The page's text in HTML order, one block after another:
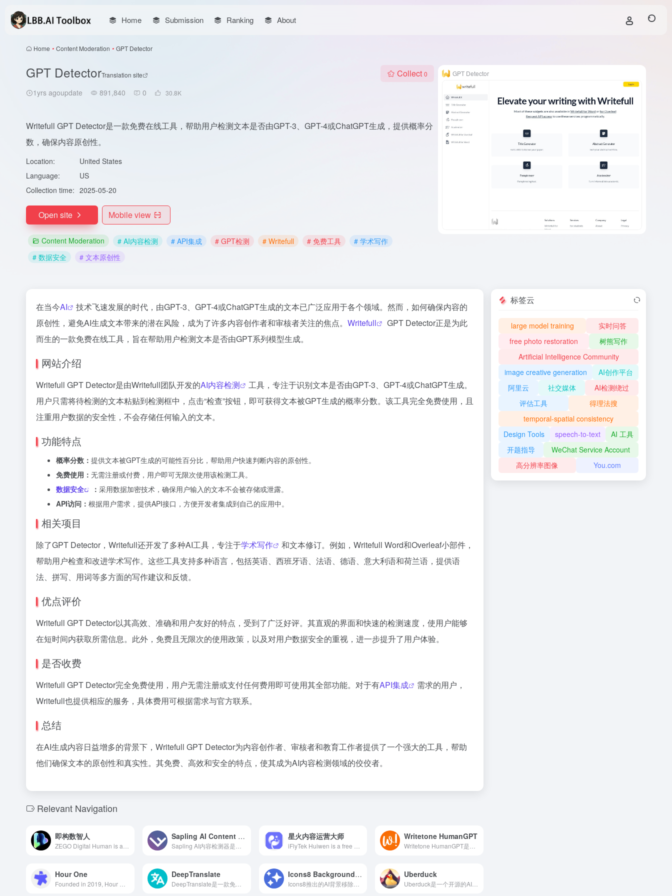
Home Submission Ranking About
Home • Content Moderation • GPT Detector
GPT DetectorTranslation site
1yrs agoupdate 891,840 0 30.8K
Collect 0
Writefull GPT Detector是一款免费在线工具，帮助用户检测文本是否由GPT-3、GPT-4或ChatGPT生成，提供概率分
数，确保内容原创性。
Location:
United States
Language:
US
Collection time: 2025-05-20
Open site Mobile view
Content Moderation # AI内容检测 # API集成 # GPT检测 # Writefull # 免费工具
# 学术写作
# 数据安全
# 文本原创性
GPT Detector
在当今AI
技术飞速发展的时代，由GPT-3、GPT-4或ChatGPT生成的文本已广泛应用于各个领域。然而，如何确保内容的
原创性，避免AI生成文本带来的潜在风险，成为了许多内容创作者和审核者关注的焦点。 Writefull
GPT Detector正是为此
而生的一款免费在线工具，旨在帮助用户检测文本是否由GPT系列模型生成。
网站介绍
Writefull GPT Detector是由Writefull团队开发的AI内容检测
工具，专注于识别文本是否由GPT-3、GPT-4或ChatGPT生成。
用户只需将待检测的文本粘贴到检测框中，点击“检查”按钮，即可获得文本被GPT生成的概率分数。该工具完全免费使用，且
注重用户数据的安全性，不会存储任何输入的文本。
功能特点
概率分数： 提供文本被GPT生成的可能性百分比，帮助用户快速判断内容的原创性。
免费使用： 无需注册或付费，用户即可无限次使用该检测工具。
数据安全
： 采用数据加密技术，确保用户输入的文本不会被存储或泄露。
API访问： 根据用户需求，提供API接口，方便开发者集成到自己的应用中。
相关项目
除了GPT Detector，Writefull还开发了多种AI工具，专注于学术写作
和文本修订。例如，Writefull Word和Overleaf小部件，
帮助用户检查和改进学术写作。这些工具支持多种语言，包括英语、西班牙语、法语、德语、意大利语和荷兰语，提供语
法、拼写、用词等多方面的写作建议和反馈。
优点评价
Writefull GPT Detector以其高效、准确和用户友好的特点，受到了广泛好评。其直观的界面和快速的检测速度，使用户能够
在短时间内获取所需信息。此外，免费且无限次的使用政策，以及对用户数据安全的重视，进一步提升了用户体验。
是否收费
Writefull GPT Detector完全免费使用，用户无需注册或支付任何费用即可使用其全部功能。对于有API集成
需求的用户，
Writefull也提供相应的服务，具体费用可根据需求与官方联系。
总结
在AI生成内容日益增多的背景下，Writefull GPT Detector为内容创作者、审核者和教育工作者提供了一个强大的工具，帮助
他们确保文本的原创性和真实性。其免费、高效和安全的特点，使其成为AI内容检测领域的佼佼者。
Relevant Navigation
即构数智人 Sapling AI Content Detector 星火内容运营大师 Writetone HumanGPT
Hour One DeepTranslate Icons8 Background Remover Uberduck
标签云
large model training
实时问答
free photo restoration
树熊写作
Artificial Intelligence Community
image creative generation
AI创作平台
阿里云
社交媒体
AI检测绕过
评估工具
得理法搜
temporal-spatial consistency
Design Tools
speech-to-text
AI 工具
开题指导
WeChat Service Account
高分辨率图像
You.com